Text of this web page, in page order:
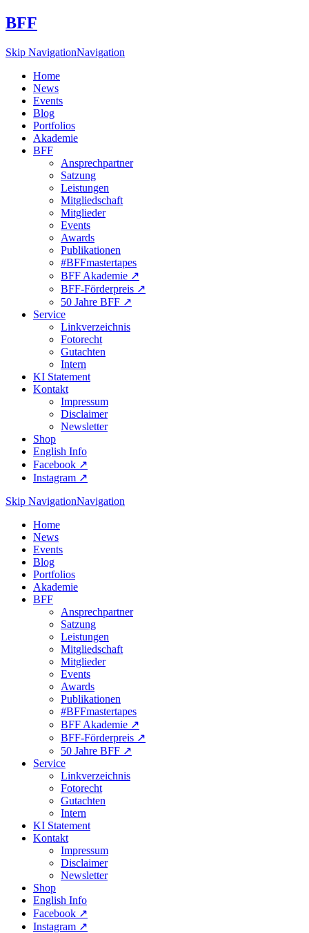
BFF
Skip NavigationNavigation
Home
News
Events
Blog
Portfolios
Akademie
BFF
Ansprechpartner
Satzung
Leistungen
Mitgliedschaft
Mitglieder
Events
Awards
Publikationen
#BFFmastertapes
BFF Akademie ↗︎
BFF-Förderpreis ↗︎
50 Jahre BFF ↗︎
Service
Linkverzeichnis
Fotorecht
Gutachten
Intern
KI Statement
Kontakt
Impressum
Disclaimer
Newsletter
Shop
English Info
Facebook ↗︎
Instagram ↗︎
Skip NavigationNavigation
Home
News
Events
Blog
Portfolios
Akademie
BFF
Ansprechpartner
Satzung
Leistungen
Mitgliedschaft
Mitglieder
Events
Awards
Publikationen
#BFFmastertapes
BFF Akademie ↗︎
BFF-Förderpreis ↗︎
50 Jahre BFF ↗︎
Service
Linkverzeichnis
Fotorecht
Gutachten
Intern
KI Statement
Kontakt
Impressum
Disclaimer
Newsletter
Shop
English Info
Facebook ↗︎
Instagram ↗︎